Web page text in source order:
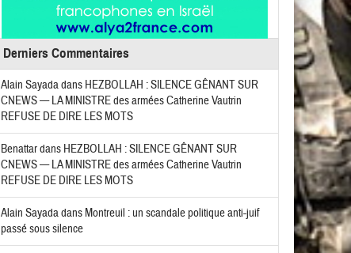
Derniers Commentaires
Alain Sayadadans HEZBOLLAH : SILENCE GÊNANT SUR
CNEWS — LA MINISTRE des armées Catherine Vautrin
REFUSE DE DIRE LES MOTS
Benattardans HEZBOLLAH : SILENCE GÊNANT SUR
CNEWS — LA MINISTRE des armées Catherine Vautrin
REFUSE DE DIRE LES MOTS
Alain Sayadadans Montreuil : un scandale politique anti-juif
passé sous silence